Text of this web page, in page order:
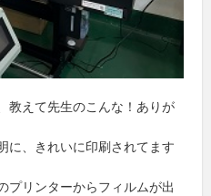
教えて先生のこんな！ありが
きれいに印刷されてます
リンターからフィルムが出